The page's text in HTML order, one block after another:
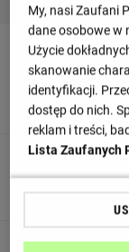
90+ 5'
Dies Janse z FC
skierowane w
FC Utrecht
My, nasi Zaufani
dane osobowe w
Użycie
skanowanie
identyfikacji.
dostęp do nich.
Lista Zaufanych